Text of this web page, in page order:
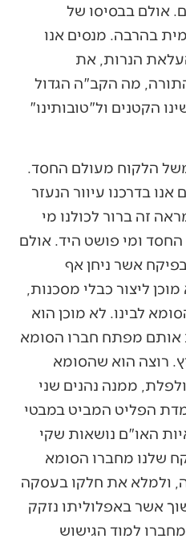
אולם בבסיסו של
בהרבה. מנסים אנו
הנרות, את
מה הקב"ה הגדול
הקטנים ול"טובותינו"
הלקוח מעולם החסד.
בדרכנו עיוור הנעזר
זה ברור לכולנו מי
החסד ומי פושט היד. אולם
אשר ניחן אף
ליצור כבלי מסכנות,
לבינו. לא מוכן הוא
אותם מפתח חברו הסומא
רוצה הוא שהסומא
ממנה נהנים שני
הפליט המביט במבטי
האו"ם נושאות שקי
שלנו מחברו הסומא
ולמלא את חלקו בעסקה
אשר באפלוליתו נזקק
למוד הגישוש